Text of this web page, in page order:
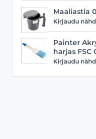
Maaliastia
Kirjaudu
Painter
harjas FSC
Kirjaudu